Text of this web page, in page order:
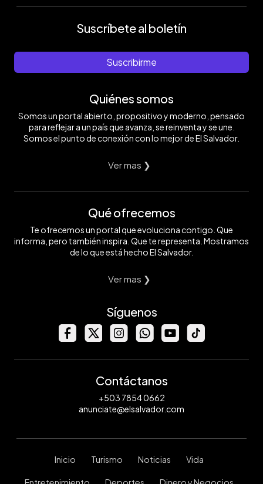
Suscríbete al boletín
Suscribirme
Quiénes somos
Somos un portal abierto, propositivo y moderno, pensado
para reflejar a un país que avanza, se reinventa y se une.
Somos el punto de conexión con lo mejor de El Salvador.
Ver mas ❯
Qué ofrecemos
Te ofrecemos un portal que evoluciona contigo. Que
informa, pero también inspira. Que te representa. Mostramos
de lo que está hecho El Salvador.
Ver mas ❯
Síguenos
Contáctanos
+503 7854 0662
anunciate@elsalvador.com
Inicio Turismo Noticias Vida